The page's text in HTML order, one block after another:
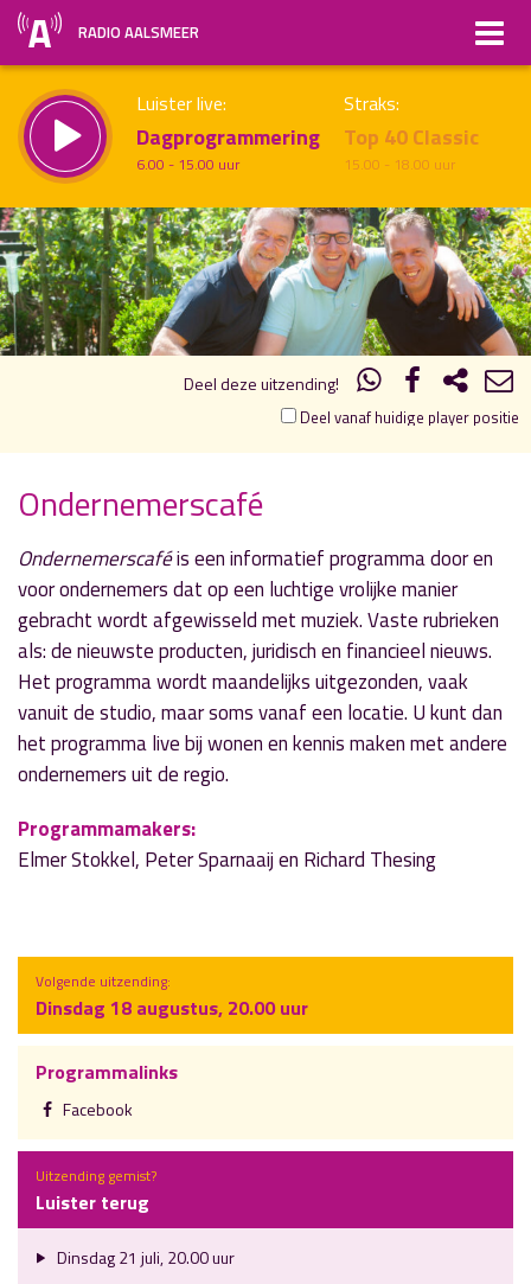
RADIO AALSMEER
Luister live:
Dagprogrammering
6.00 - 15.00 uur
Straks:
Top 40 Classic
15.00 - 18.00 uur
20.00 21.00
Vorig uur uur 1 van 1 Volgend uur
Inklappen
Deel deze uitzending!
Deel vanaf huidige player positie
Ondernemerscafé
Ondernemerscaféis een informatief programma door en
voor ondernemers dat op een luchtige vrolijke manier
gebracht wordt afgewisseld met muziek. Vaste rubrieken
als: de nieuwste producten, juridisch en financieel nieuws.
Het programma wordt maandelijks uitgezonden, vaak
vanuit de studio, maar soms vanaf een locatie. U kunt dan
het programma live bij wonen en kennis maken met andere
ondernemers uit de regio.
Programmamakers:
Elmer Stokkel, Peter Sparnaaij en Richard Thesing
Volgende uitzending:
Dinsdag 18 augustus, 20.00 uur
Programmalinks
Facebook
Uitzending gemist?
Luister terug
Dinsdag 21 juli, 20.00 uur